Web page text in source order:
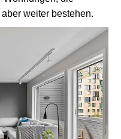
weiter bestehen.